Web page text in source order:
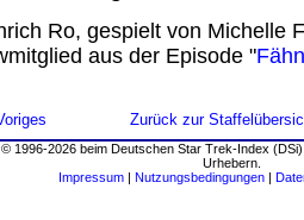
Ro, gespielt von Michelle
aus der Episode "
Zurück zur
1996-2026 beim Deutschen Star Trek-Index
Urhebern.
Impressum | Nutzungsbedingungen |